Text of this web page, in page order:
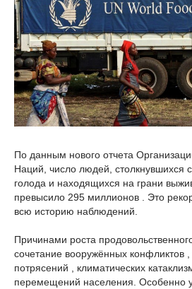
По данным нового отчета
Наций, число людей, столкнувшихся
голода и находящихся на грани
превысило 295 миллионов . Это
всю историю наблюдений.
Причинами роста
сочетание вооружённых конфликтов ,
потрясений , климатических
перемещений населения. Особенно